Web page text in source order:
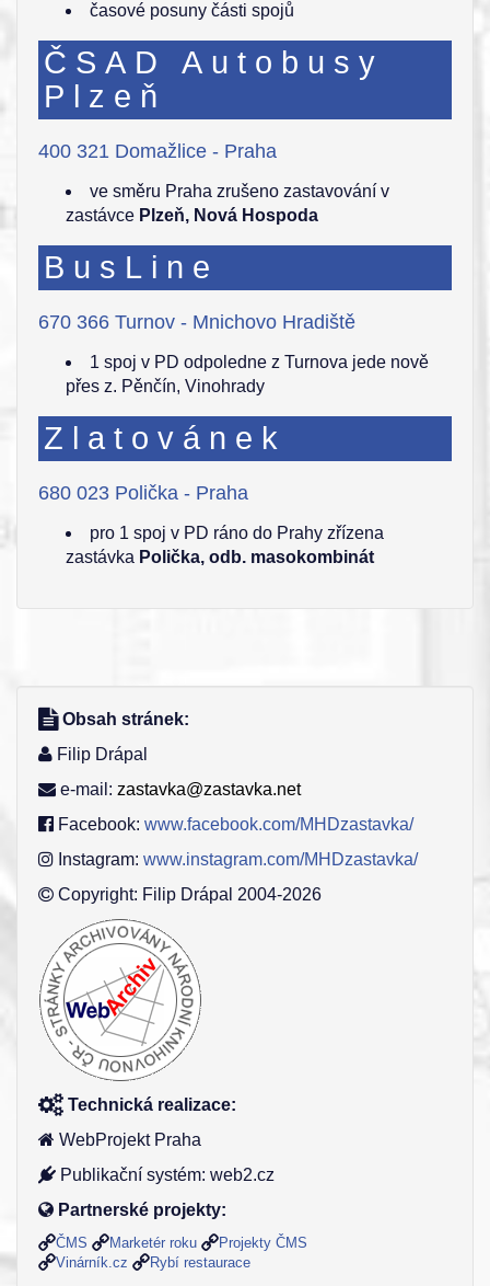
časové posuny části spojů
ČSAD Autobusy
Plzeň
400 321 Domažlice - Praha
ve směru Praha zrušeno zastavování v
zastávce Plzeň, Nová Hospoda
BusLine
670 366 Turnov - Mnichovo Hradiště
1 spoj v PD odpoledne z Turnova jede nově
přes z. Pěnčín, Vinohrady
Zlatovánek
680 023 Polička - Praha
pro 1 spoj v PD ráno do Prahy zřízena
zastávka Polička, odb. masokombinát
Obsah stránek:
Filip Drápal
e-mail: zastavka@zastavka.net
Facebook: www.facebook.com/MHDzastavka/
Instagram: www.instagram.com/MHDzastavka/
Copyright: Filip Drápal 2004-2026
Technická realizace:
WebProjekt Praha
Publikační systém: web2.cz
Partnerské projekty:
ČMS Marketér roku
Projekty ČMS
Vinárník.cz
Rybí restaurace